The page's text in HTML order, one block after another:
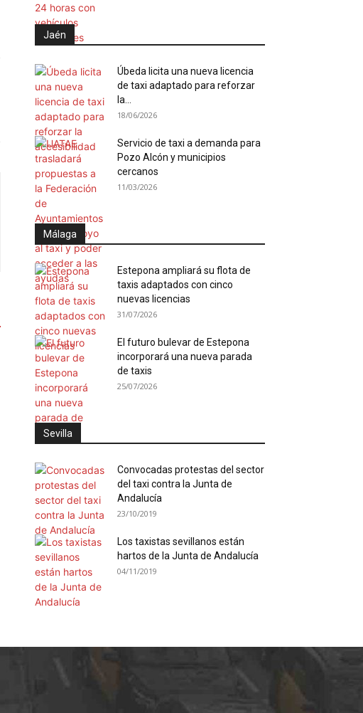
Jaén
Úbeda licita una nueva licencia
de taxi adaptado para reforzar
la...
18/06/2026
Servicio de taxi a demanda para
Pozo Alcón y municipios
cercanos
11/03/2026
Málaga
Estepona ampliará su flota de
taxis adaptados con cinco
nuevas licencias
31/07/2026
El futuro bulevar de Estepona
incorporará una nueva parada
de taxis
25/07/2026
Sevilla
Convocadas protestas del sector
del taxi contra la Junta de
Andalucía
23/10/2019
Los taxistas sevillanos están
hartos de la Junta de Andalucía
04/11/2019